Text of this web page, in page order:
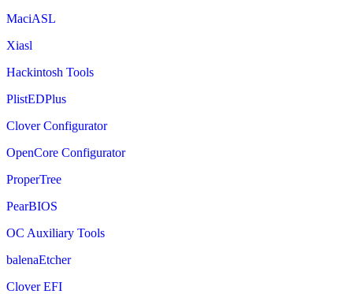
MaciASL
Xiasl
Hackintosh Tools
PlistEDPlus
Clover Configurator
OpenCore Configurator
ProperTree
PearBIOS
OC Auxiliary Tools
balenaEtcher
Clover EFI